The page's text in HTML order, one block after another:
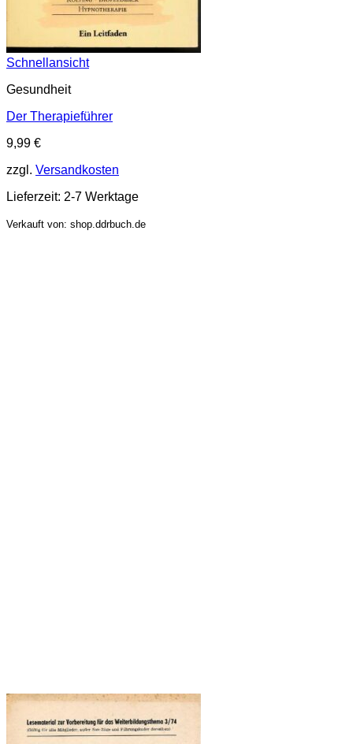
Schnellansicht
Gesundheit
Der Therapieführer
9,99 €
zzgl. Versandkosten
Lieferzeit: 2-7 Werktage
Verkauft von: shop.ddrbuch.de